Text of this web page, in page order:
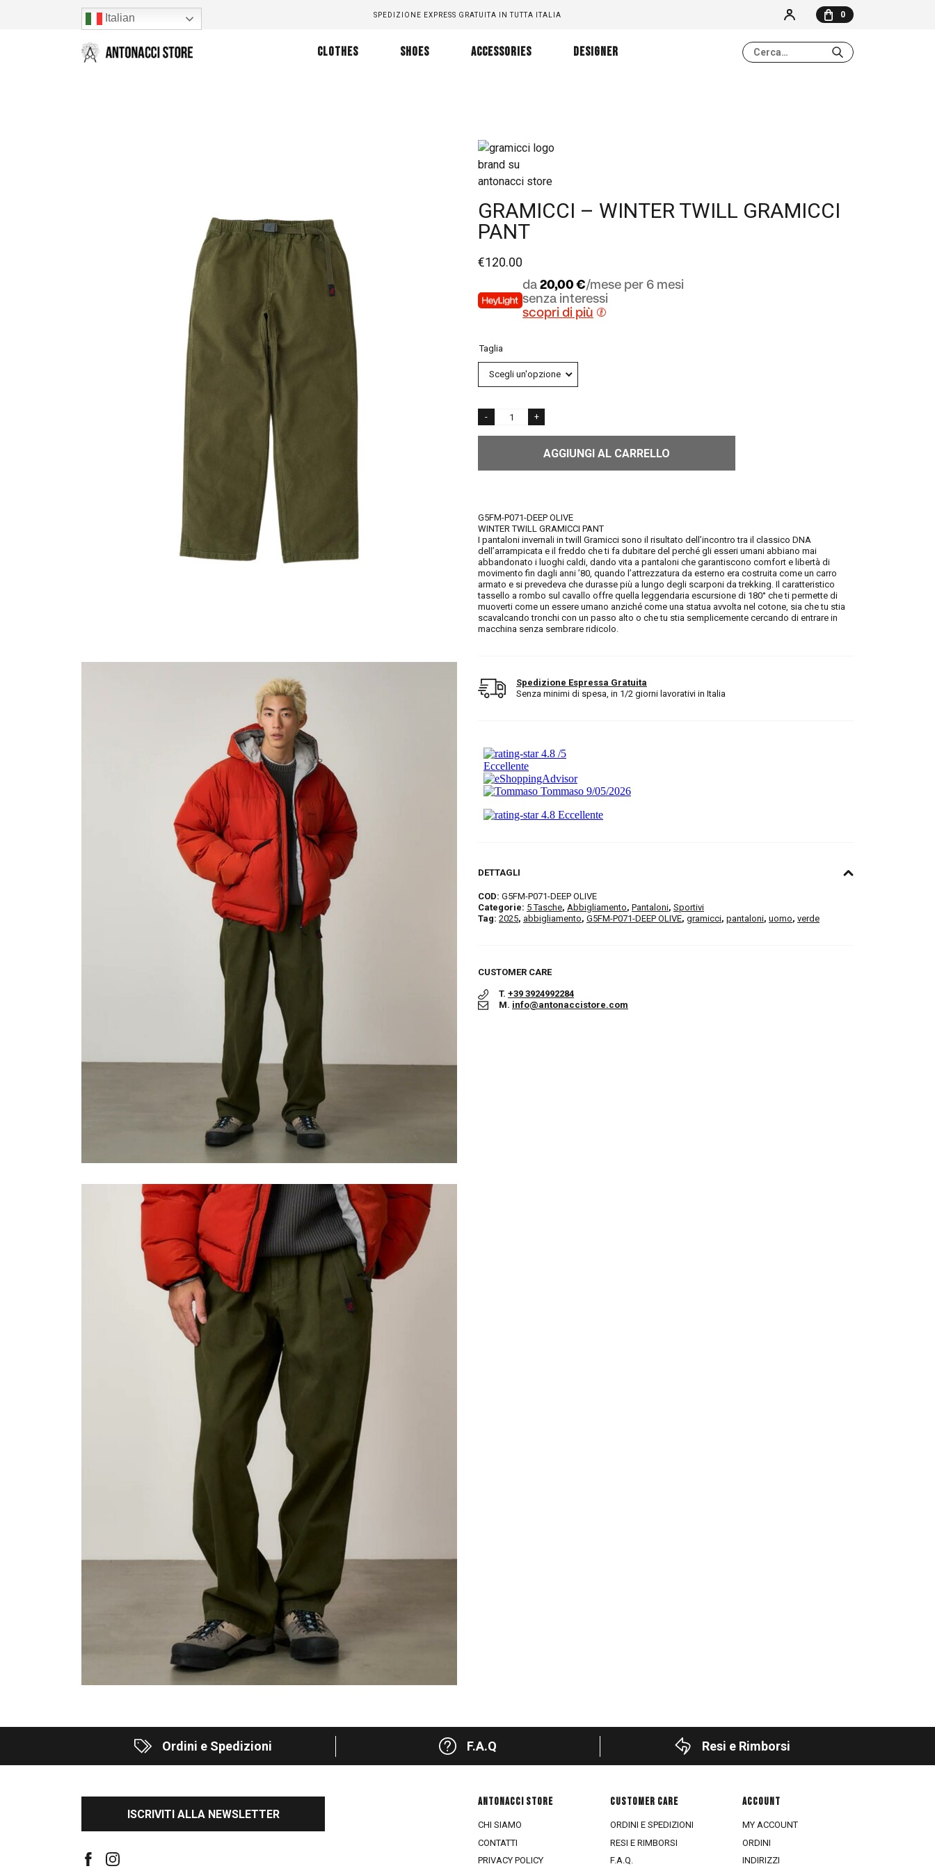
Italian SPEDIZIONE EXPRESS GRATUITA IN TUTTA ITALIA 0
NESSUN ELEMENTO NEL CARRELLO
CLOTHES SHOES ACCESSORIES DESIGNER
GRAMICCI – WINTER TWILL GRAMICCI
PANT
€120.00
da 20,00 €/mese per 6 mesi
senza interessi
scopri di più
Taglia
AGGIUNGI AL CARRELLO
G5FM-P071-DEEP OLIVE
WINTER TWILL GRAMICCI PANT
I pantaloni invernali in twill Gramicci sono il risultato dell’incontro tra il classico DNA
dell’arrampicata e il freddo che ti fa dubitare del perché gli esseri umani abbiano mai
abbandonato i luoghi caldi, dando vita a pantaloni che garantiscono comfort e libertà di
movimento fin dagli anni ’80, quando l’attrezzatura da esterno era costruita come un carro
armato e si prevedeva che durasse più a lungo degli scarponi da trekking. Il caratteristico
tassello a rombo sul cavallo offre quella leggendaria escursione di 180° che ti permette di
muoverti come un essere umano anziché come una statua avvolta nel cotone, sia che tu stia
scavalcando tronchi con un passo alto o che tu stia semplicemente cercando di entrare in
macchina senza sembrare ridicolo.
Spedizione Espressa Gratuita
Senza minimi di spesa, in 1/2 giorni lavorativi in Italia
DETTAGLI
COD: G5FM-P071-DEEP OLIVE
Categorie: 5 Tasche, Abbigliamento, Pantaloni, Sportivi
Tag: 2025, abbigliamento, G5FM-P071-DEEP OLIVE, gramicci, pantaloni, uomo, verde
CUSTOMER CARE
T. +39 3924992284
M. info@antonaccistore.com
Ordini e Spedizioni F.A.Q Resi e Rimborsi
ISCRIVITI ALLA NEWSLETTER
ANTONACCI STORE
CHI SIAMO
CONTATTI
PRIVACY POLICY
CUSTOMER CARE
ORDINI E SPEDIZIONI
RESI E RIMBORSI
F.A.Q.
ACCOUNT
MY ACCOUNT
ORDINI
INDIRIZZI